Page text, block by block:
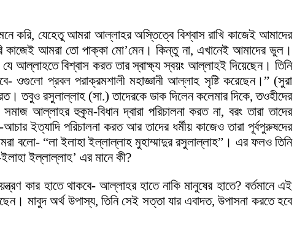
করি, যেহেতু আমরা আল্লাহর অস্তিত্বে বিশ্বাস রাখি কাজেই আমাদের
কাজেই আমরা তো পাক্কা মো’মেন। কিন্তু না, এখানেই আমাদের ভুল।
বিশ্বাস করত তার স্বাক্ষ্য স্বয়ং আল্লাহই দিয়েছেন। তিনি
ওগুলো প্রবল পরাক্রমশালী মহাজ্ঞানী আল্লাহ সৃষ্টি করেছেন।” (সুরা
তবুও রসুলাল্লাহ (সা.) তাদেরকে ডাক দিলেন কলেমার দিকে, তওহীদের
আল্লাহর হুকুম-বিধান দ্বারা পরিচালনা করত না, বরং তারা তাদের
ইত্যাদি পরিচালনা করত আর তাদের ধর্মীয় কাজেও তারা পূর্বপুরুষদের
বলো- “লা ইলাহা ইল্লাল্লাহ মুহাম্মাদুর রসুলাল্লাহ”। এর ফলও তিনি
ইল্লাল্লাহ’ এর মানে কী?
কার হাতে থাকবে- আল্লাহর হাতে নাকি মানুষের হাতে? বর্তমানে এই
মাবুদ অর্থ উপাস্য, তিনি সেই সত্তা যার এবাদত, উপাসনা করতে হবে